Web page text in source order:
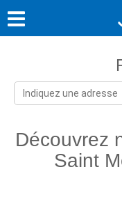
Découvrez
Saint